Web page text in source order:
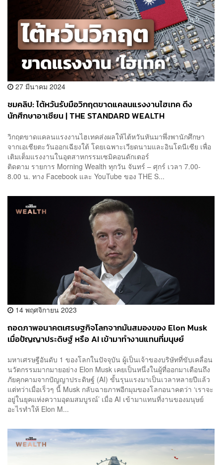
27 มีนาคม 2024
ชมคลิป: ไต้หวันรับมือวิกฤตขาดแคลนแรงงานไฮเทค ดึง
นักศึกษาอาเซียน | THE STANDARD WEALTH
วิกฤตขาดแคลนแรงงานไฮเทคส่งผลให้ไต้หวันหันมาพึ่งพานักศึกษา
จากเอเชียตะวันออกเฉียงใต้ โดยเฉพาะเวียดนามและอินโดนีเซีย เพื่อ
เติมเต็มแรงงานในอุตสาหกรรมเซมิคอนดักเตอร์
ติดตาม รายการ Morning Wealth ทุกวัน จันทร์ – ศุกร์ เวลา 7.00-
8.00 น. ทาง Facebook และ YouTube ของ THE S...
14 พฤศจิกายน 2023
ถอดภาพอนาคตเศรษฐกิจโลกจากมันสมองของ Elon Musk
เมื่อปัญญาประดิษฐ์ หรือ AI เข้ามาทำงานแทนที่มนุษย์
มหาเศรษฐีอันดับ 1 ของโลกในปัจจุบัน ผู้เป็นเจ้าของบริษัทที่ขับเคลื่อน
นวัตกรรมมากมายอย่าง Elon Musk เคยเป็นหนึ่งในผู้ที่ออกมาเตือนถึง
ภัยคุกคามจากปัญญาประดิษฐ์ (AI) ขั้นรุนแรงมาเป็นเวลาหลายปีแล้ว
แต่ทว่าเมื่อเร็วๆ นี้ Musk กลับฉายภาพอีกมุมของโลกอนาคตว่า ‘เราจะ
อยู่ในยุคแห่งความอุดมสมบูรณ์’ เมื่อ AI เข้ามาแทนที่งานของมนุษย์
อะไรทำให้ Elon M...